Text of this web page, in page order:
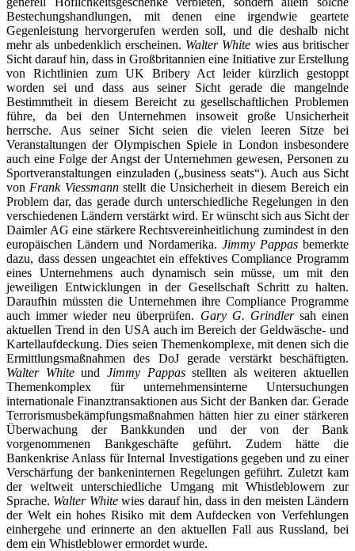
Bestechungshandlungen, mit denen eine irgendwie geartete
Gegenleistung hervorgerufen werden soll, und die deshalb nicht
mehr als unbedenklich erscheinen. Walter White wies aus britischer
Sicht darauf hin, dass in Großbritannien eine Initiative zur Erstellung
von Richtlinien zum UK Bribery Act leider kürzlich gestoppt
worden sei und dass aus seiner Sicht gerade die mangelnde
Bestimmtheit in diesem Bereicht zu gesellschaftlichen Problemen
führe, da bei den Unternehmen insoweit große Unsicherheit
herrsche. Aus seiner Sicht seien die vielen leeren Sitze bei
Veranstaltungen der Olympischen Spiele in London insbesondere
auch eine Folge der Angst der Unternehmen gewesen, Personen zu
Sportveranstaltungen einzuladen („business seats“). Auch aus Sicht
von Frank Viessmannstellt die Unsicherheit in diesem Bereich ein
Problem dar, das gerade durch unterschiedliche Regelungen in den
verschiedenen Ländern verstärkt wird. Er wünscht sich aus Sicht der
Daimler AG eine stärkere Rechtsvereinheitlichung zumindest in den
europäischen Ländern und Nordamerika. Jimmy Pappasbemerkte
dazu, dass dessen ungeachtet ein effektives Compliance Programm
eines Unternehmens auch dynamisch sein müsse, um mit den
jeweiligen Entwicklungen in der Gesellschaft Schritt zu halten.
Daraufhin müssten die Unternehmen ihre Compliance Programme
auch immer wieder neu überprüfen. Gary G. Grindlersah einen
aktuellen Trend in den USA auch im Bereich der Geldwäsche- und
Kartellaufdeckung. Dies seien Themenkomplexe, mit denen sich die
Ermittlungsmaßnahmen des DoJ gerade verstärkt beschäftigten.
Walter Whiteund Jimmy Pappasstellten als weiteren aktuellen
Themenkomplex für unternehmensinterne Untersuchungen
internationale Finanztransaktionen aus Sicht der Banken dar. Gerade
Terrorismusbekämpfungsmaßnahmen hätten hier zu einer stärkeren
Überwachung der Bankkunden und der von der Bank
vorgenommenen Bankgeschäfte geführt. Zudem hätte die
Bankenkrise Anlass für Internal Investigations gegeben und zu einer
Verschärfung der bankeninternen Regelungen geführt. Zuletzt kam
der weltweit unterschiedliche Umgang mit Whistleblowern zur
Sprache. Walter Whitewies darauf hin, dass in den meisten Ländern
der Welt ein hohes Risiko mit dem Aufdecken von Verfehlungen
einhergehe und erinnerte an den aktuellen Fall aus Russland, bei
dem ein Whistleblower ermordet wurde.